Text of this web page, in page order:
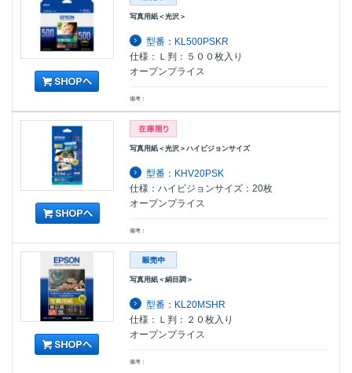
写真用紙＜光沢＞
型番：KL500PSKR
仕様：Ｌ判：５００枚入り
オープンプライス
備考：
写真用紙＜光沢＞ハイビジョンサイズ
型番：KHV20PSK
仕様：ハイビジョンサイズ：20枚
オープンプライス
備考：
写真用紙＜絹目調＞
型番：KL20MSHR
仕様：Ｌ判：２０枚入り
オープンプライス
備考：